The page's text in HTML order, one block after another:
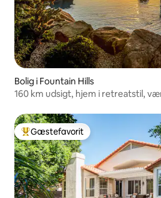
Bolig i Fountain Hills
160 km udsigt, hjem i retreatstil,
Bedste gæstefavorit
Gæstefavorit